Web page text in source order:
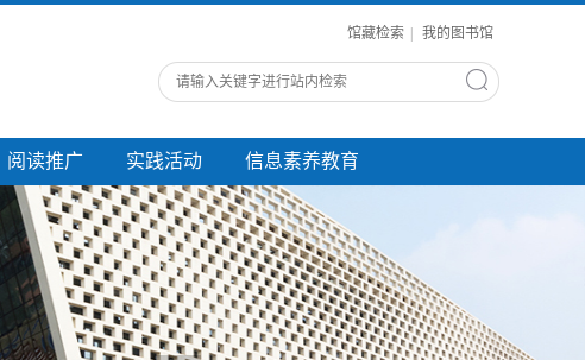
馆藏检索 我的图书馆
阅读推广 实践活动 信息素养教育